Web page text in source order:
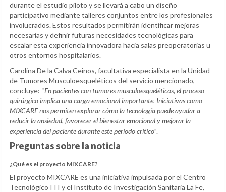
durante el estudio piloto y se llevará a cabo un diseño
participativo mediante talleres conjuntos entre los profesionales
involucrados. Estos resultados permitirán identificar mejoras
necesarias y definir futuras necesidades tecnológicas para
escalar esta experiencia innovadora hacia salas preoperatorias u
otros entornos hospitalarios.
Carolina De la Calva Ceinos, facultativa especialista en la Unidad
de Tumores Musculoesqueléticos del servicio mencionado,
concluye: “En pacientes con tumores musculoesqueléticos, el proceso
quirúrgico implica una carga emocional importante. Iniciativas como
MIXCARE nos permiten explorar cómo la tecnología puede ayudar a
reducir la ansiedad, favorecer el bienestar emocional y mejorar la
experiencia del paciente durante este periodo crítico”.
Preguntas sobre la noticia
¿Qué es el proyecto MIXCARE?
El proyecto MIXCARE es una iniciativa impulsada por el Centro
Tecnológico ITI y el Instituto de Investigación Sanitaria La Fe,